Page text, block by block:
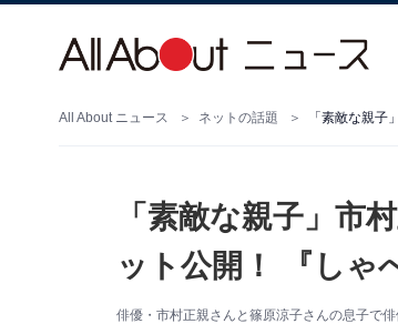
All About ニュース ネットの話題 「素敵な親
「素敵な親子」市
ット公開！ 『しゃ
俳優・市村正親さんと篠原涼子さんの息子で